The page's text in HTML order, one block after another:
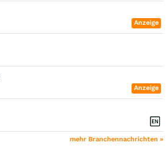
Anzeige
Anzeige
mehr Branchennachrichten »